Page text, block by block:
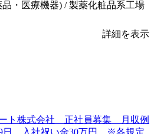
・医療機器) / 製薬化粧品系工場
詳細を表示